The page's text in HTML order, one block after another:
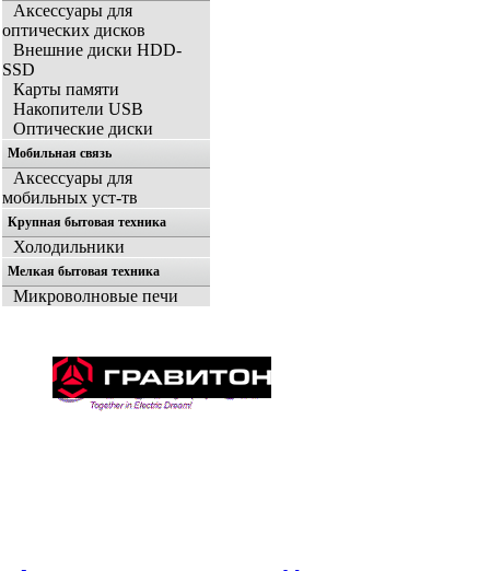
Аксессуары для
оптических дисков
Внешние диски HDD-
SSD
Карты памяти
Накопители USB
Оптические диски
Мобильная связь
Аксессуары для
мобильных уст-тв
Крупная бытовая техника
Холодильники
Мелкая бытовая техника
Микроволновые печи